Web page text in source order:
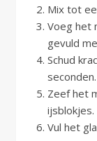
Mix tot
Voeg het
gevuld
Schud
seconden.
Zeef het
ijsblokjes.
Vul het